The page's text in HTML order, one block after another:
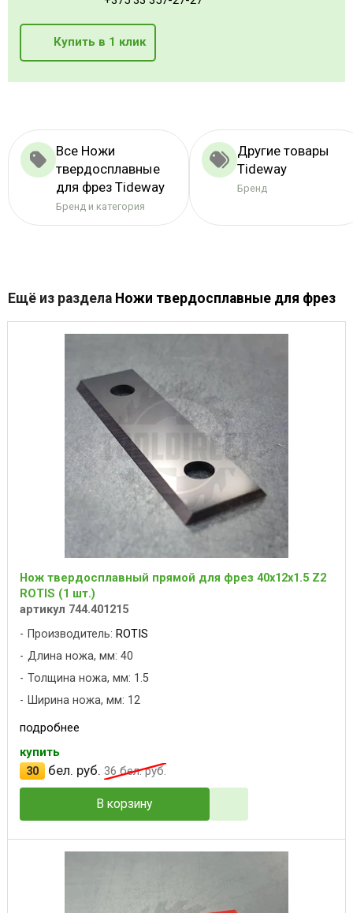
Купить в 1 клик
Все Ножи
твердосплавные
для фрез Tideway
Бренд и категория
Другие товары
Tideway
Бренд
Ещё из раздела Ножи твердосплавные для фрез
Нож твердосплавный прямой для фрез 40x12x1.5 Z2
ROTIS (1 шт.)
артикул 744.401215
Производитель: ROTIS
Длина ножа, мм: 40
Толщина ножа, мм: 1.5
Ширина ножа, мм: 12
подробнее
купить
30
бел. руб. 36бел. руб.
В корзину